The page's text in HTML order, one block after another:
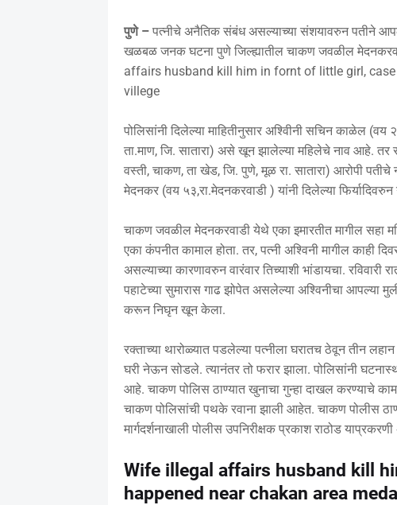
पुणे –पत्नीचे अनैतिक संबंध असल्याच्या संशयावरुन पतीने
खळबळ जनक घटना पुणे जिल्ह्यातील चाकण जवळील
affairs husband kill him in fornt of little girl,
villege
पोलिसांनी दिलेल्या माहितीनुसार अश्विीनी सचिन काळेल
ता.माण, जि. सातारा) असे खून झालेल्या महिलेचे नाव आहे.
वस्ती, चाकण, ता खेड, जि. पुणे, मूळ रा. सातारा) आरोपी
मेदनकर (वय ५३,रा.मेदनकरवाडी ) यांनी दिलेल्या
चाकण जवळील मेदनकरवाडी येथे एका इमारतीत मागील सहा
एका कंपनीत कामाल होता. तर, पत्नी अश्विनी मागील काही
असल्याच्या कारणावरुन वारंवार तिच्याशी भांडायचा. रविवारी
पहाटेच्या सुमारास गाढ झोपेत असलेल्या अश्विनीचा आपल्या
करून निघृन खून केला.
रक्ताच्या थारोळ्यात पडलेल्या पत्नीला घरातच ठेवून तीन
घरी नेऊन सोडले. त्यानंतर तो फरार झाला. पोलिसांनी
आहे. चाकण पोलिस ठाण्यात खुनाचा गुन्हा दाखल करण्याचे काम
चाकण पोलिसांची पथके रवाना झाली आहेत. चाकण पोलीस
मार्गदर्शनाखाली पोलीस उपनिरीक्षक प्रकाश राठोड
Wife illegal affairs husband kill
happened near chakan area